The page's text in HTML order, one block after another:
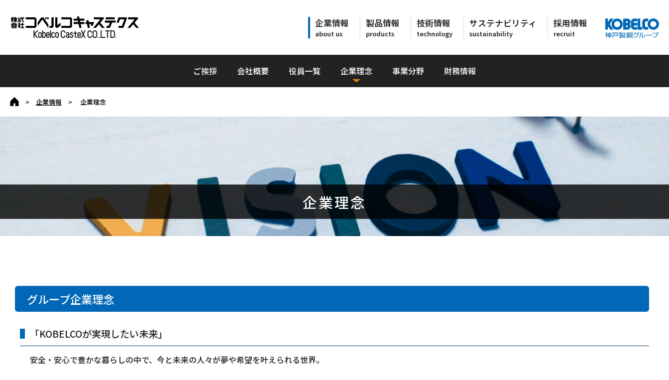
企業情報
about us
製品情報
products
技術情報
technology
サステナビリティ
sustainability
採用情報
recruit
ご挨拶 会社概要 役員一覧 企業理念 事業分野 財務情報
> 企業情報 > 企業理念
企業理念
グループ企業理念
「KOBELCOが実現したい未来」
安全・安心で豊かな暮らしの中で、今と未来の人々が夢や希望を叶えられる世界。